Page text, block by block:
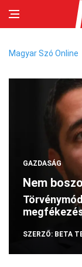
Magyar Szó Online
GAZDASÁG
Nem
SZERZŐ: BETA